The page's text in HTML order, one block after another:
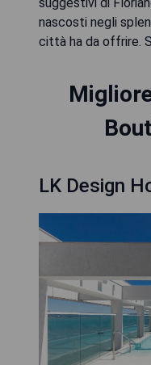
nascosti negli
città ha da offrire.
LK Design